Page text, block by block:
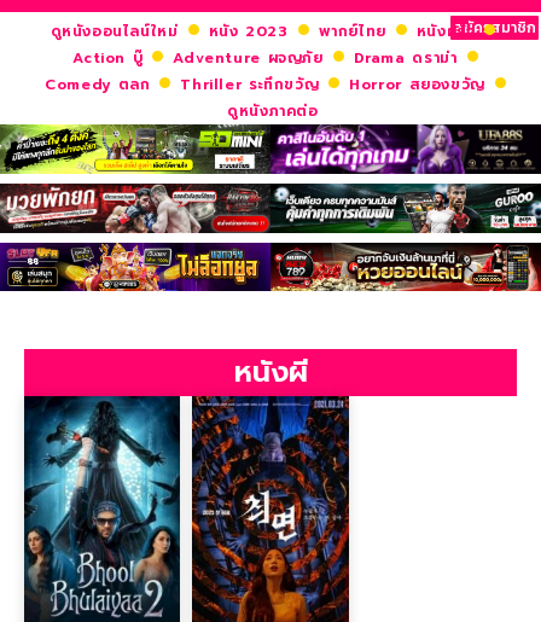
สมัครสมาชิก
ดูหนังออนไลน์ใหม่ หนัง 2023 พากย์ไทย
หนังฝรั่ง
Action บู๊
Adventure ผจญภัย
Drama ดราม่า
Comedy ตลก
Thriller ระทึกขวัญ
Horror สยองขวัญ
ดูหนังภาคต่อ
หนังผี